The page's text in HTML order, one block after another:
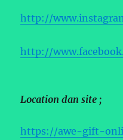
http://
http://
Location dan site ;
https://awe-gift-